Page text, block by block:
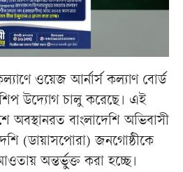
ওয়েজ আর্নার্স কল্যাণ বোর্ড
উদ্যোগ চালু করেছে। এই
অবস্থানরত বাংলাদেশি অভিবাসী
(ডায়াসপোরা) জনগোষ্ঠীকে
অন্তর্ভুক্ত করা হচ্ছে।